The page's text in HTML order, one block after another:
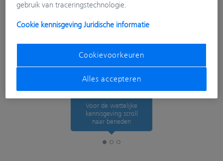
Voor de wettelijke
kennisgeving scroll
naar beneden
gebruik van traceringstechnologie.
Cookie kennisgevingJuridische informatie
Cookievoorkeuren
Alles accepteren